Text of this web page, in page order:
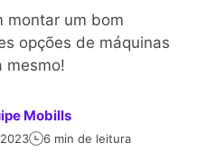
montar um bom
opções de máquinas
mesmo!
Mobills
6 min de leitura